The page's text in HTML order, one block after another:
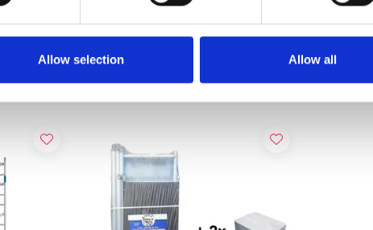
Allow selection Allow all
€82,00 €63,00